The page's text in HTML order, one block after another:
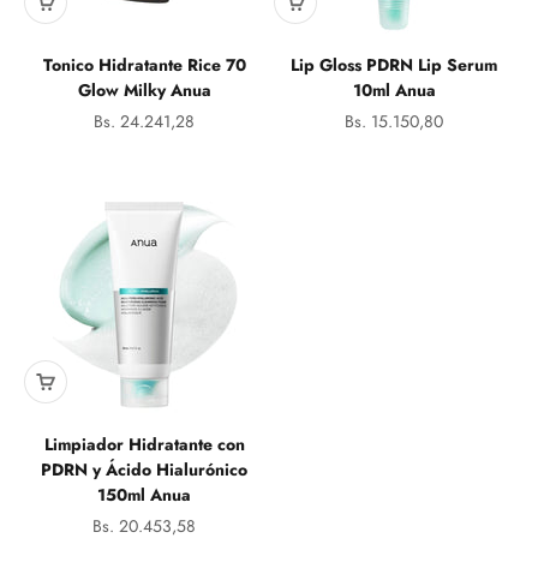
Tonico Hidratante Rice 70
Glow Milky Anua
Precio de oferta
Bs. 24.241,28
Lip Gloss PDRN Lip Serum
10ml Anua
Precio de oferta
Bs. 15.150,80
Limpiador Hidratante con
PDRN y Ácido Hialurónico
150ml Anua
Precio de oferta
Bs. 20.453,58